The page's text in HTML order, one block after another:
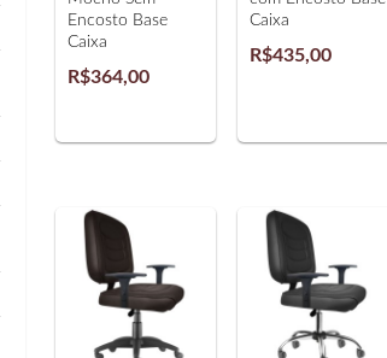
Encosto Base
Caixa
R$364,00
Caixa
R$435,00